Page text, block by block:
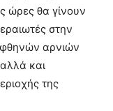
ώρες θα γίνουν
στην
αρνιών
και
της